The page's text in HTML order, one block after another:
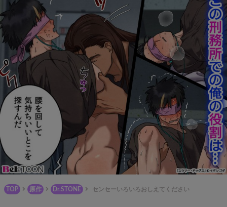
TOP 原作 Dr.STONE センセーいろいろおしえてください